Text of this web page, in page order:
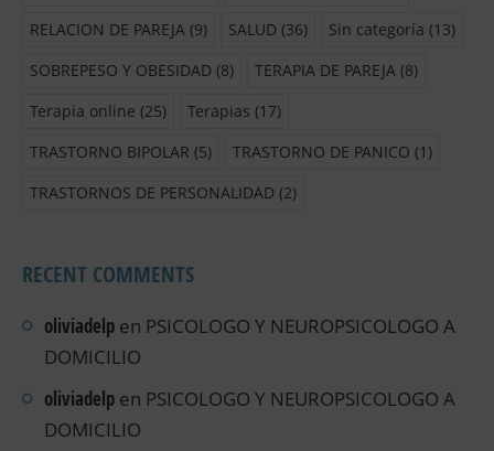
RELACION DE PAREJA (9) SALUD (36) Sin categoría (13)
SOBREPESO Y OBESIDAD (8) TERAPIA DE PAREJA (8)
Terapia online (25) Terapias (17)
TRASTORNO BIPOLAR (5) TRASTORNO DE PANICO (1)
TRASTORNOS DE PERSONALIDAD (2)
RECENT COMMENTS
oliviadelp en PSICOLOGO Y NEUROPSICOLOGO A
DOMICILIO
oliviadelp en PSICOLOGO Y NEUROPSICOLOGO A
DOMICILIO